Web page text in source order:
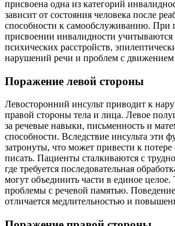
присвоена одна из категорий
зависит от состояния человека после
способности к самообслуживанию. При
присвоении инвалидности учитываются
психических расстройств,
нарушений речи и проблем с
Поражение левой стороны
Левосторонний инсульт приводит к
правой стороны тела и лица. Левое
за речевые навыки, письменность и
способности. Вследствие инсульта эти
затронуты, что может привести к потере
писать. Пациенты сталкиваются с
где требуется последовательная
могут объединить части в единое
проблемы с речевой памятью.
отличается медлительностью и